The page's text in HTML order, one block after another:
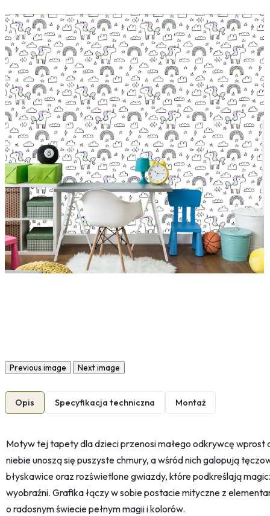
Previous image Next image
Opis Specyfikacja techniczna Montaż
Motyw tej tapety dla dzieci przenosi małego odkrywcę wprost
niebie unoszą się puszyste chmury, a wśród nich galopują
błyskawice oraz rozświetlone gwiazdy, które podkreślają
wyobraźni. Grafika łączy w sobie postacie mityczne z
o radosnym świecie pełnym magii i kolorów.